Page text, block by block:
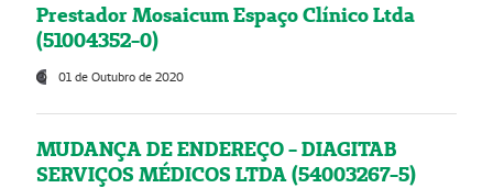
Prestador Mosaicum Espaço Clínico Ltda
(51004352-0)
01 de Outubro de 2020
MUDANÇA DE ENDEREÇO - DIAGITAB
SERVIÇOS MÉDICOS LTDA (54003267-5)